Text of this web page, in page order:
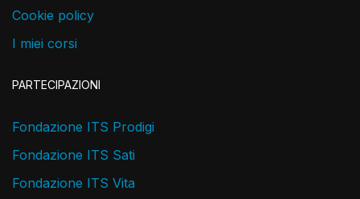
Cookie policy
I miei corsi
PARTECIPAZIONI
Fondazione ITS Prodigi
Fondazione ITS Sati
Fondazione ITS Vita